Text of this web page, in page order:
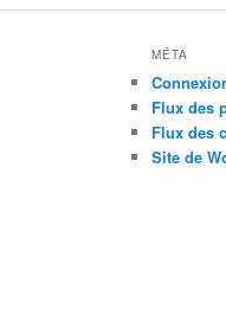
MÉTA
Flux des
Flux des
Site de